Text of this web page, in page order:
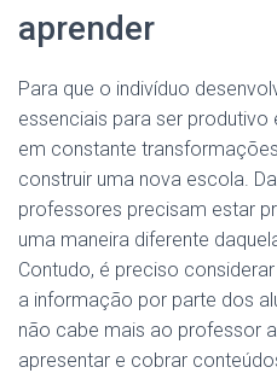
aprender
Para que o indivíduo
essenciais para ser
em constante
construir uma nova escola.
professores precisam estar
uma maneira diferente
Contudo, é preciso
a informação por parte dos
não cabe mais ao professor
apresentar e cobrar